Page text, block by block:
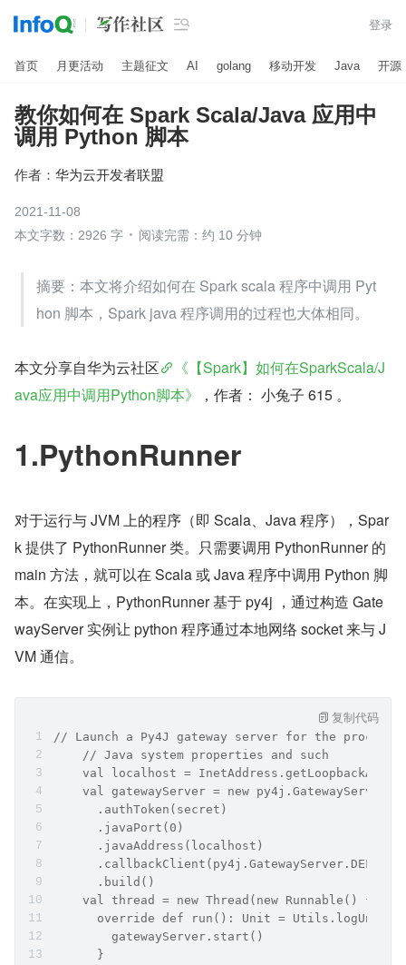
 登录
首页 月更活动 主题征文 AI golang 移动开发 Java 开源
教你如何在 Spark Scala/Java 应用中
调用 Python 脚本
作者： 华为云开发者联盟
2021-11-08
本文字数：2926 字
阅读完需：约 10 分钟
摘要：本文将介绍如何在 Spark scala 程序中调用 Pyt
hon 脚本，Spark java 程序调用的过程也大体相同。
本文分享自华为云社区
《【Spark】如何在SparkScala/J
ava应用中调用Python脚本》
，作者： 小兔子 615 。
1.PythonRunner
对于运行与 JVM 上的程序（即 Scala、Java 程序），Spar
k 提供了 PythonRunner 类。只需要调用 PythonRunner 的
main 方法，就可以在 Scala 或 Java 程序中调用 Python 脚
本。在实现上，PythonRunner 基于 py4j ，通过构造 Gate
wayServer 实例让 python 程序通过本地网络 socket 来与 J
VM 通信。
// Launch a Py4J gateway server for the
    // Java system properties and such
val localhost =
val gatewayServer = new
      .authToken(secret)
      .javaPort(0)
      .javaAddress(localhost)
      .build()
    val thread = new Thread(new Runnable() {
override def run(): Unit =
        gatewayServer.start()
      }
复制代码